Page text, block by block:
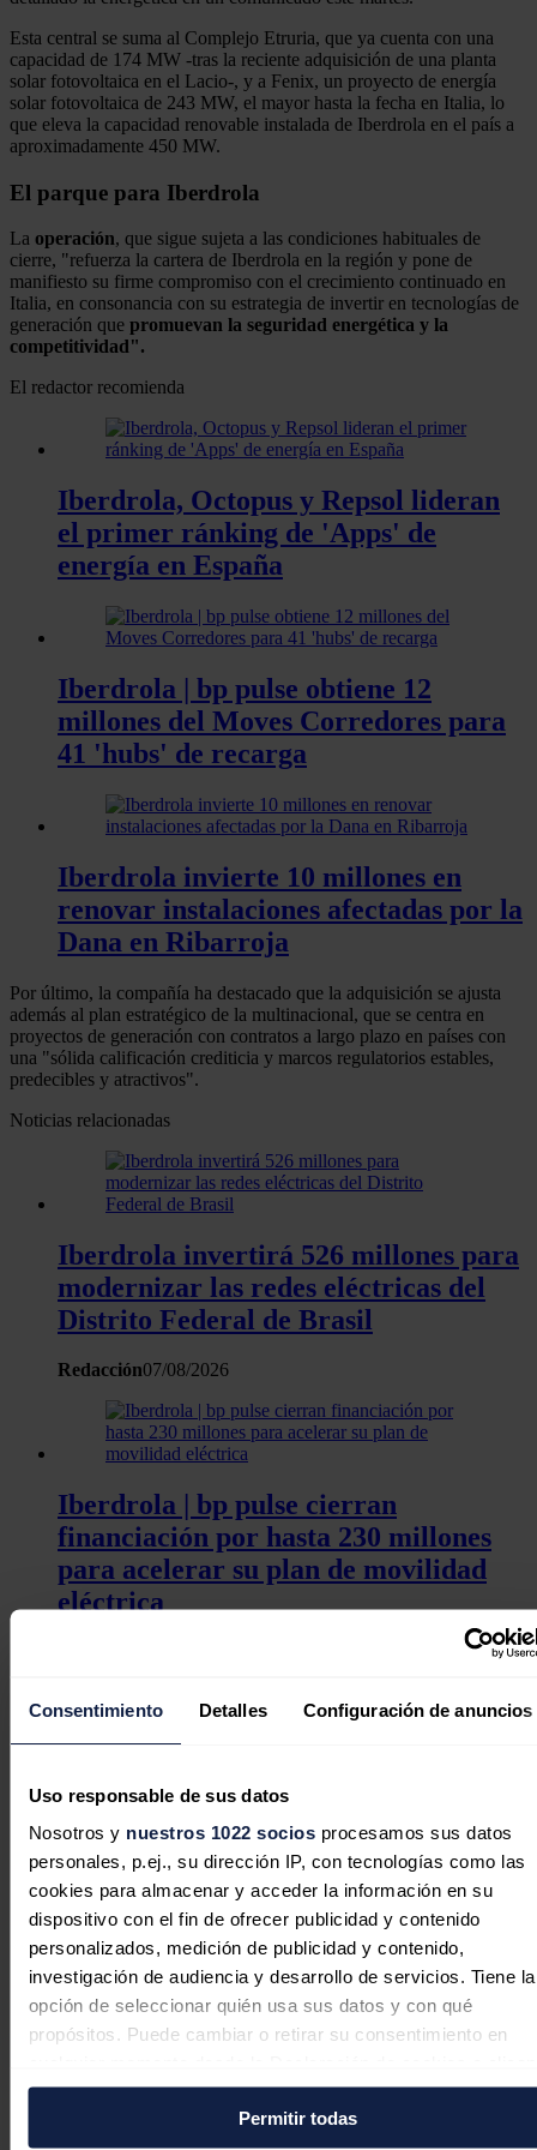
Consentimiento Detalles Configuración de anuncios
Uso responsable de sus datos
Nosotros y nuestros 1022 sociosprocesamos sus datos
personales, p.ej., su dirección IP, con tecnologías como las
cookies para almacenar y acceder la información en su
dispositivo con el fin de ofrecer publicidad y contenido
personalizados, medición de publicidad y contenido,
investigación de audiencia y desarrollo de servicios. Tiene la
opción de seleccionar quién usa sus datos y con qué
propósitos. Puede cambiar o retirar su consentimiento en
en el Menú de consentimiento.
Permitir todas
Esta central se suma al Complejo Etruria, que ya cuenta con una
capacidad de 174 MW -tras la reciente adquisición de una planta
solar fotovoltaica en el Lacio-, y a Fenix, un proyecto de energía
solar fotovoltaica de 243 MW, el mayor hasta la fecha en Italia, lo
que eleva la capacidad renovable instalada de Iberdrola en el país a
aproximadamente 450 MW.
El parque para Iberdrola
La operación, que sigue sujeta a las condiciones habituales de
cierre, "refuerza la cartera de Iberdrola en la región y pone de
manifiesto su firme compromiso con el crecimiento continuado en
Italia, en consonancia con su estrategia de invertir en tecnologías de
generación que promuevan la seguridad energética y la
competitividad".
El redactor recomienda
Iberdrola, Octopus y Repsol lideran
el primer ránking de 'Apps' de
energía en España
Iberdrola | bp pulse obtiene 12
millones del Moves Corredores para
41 'hubs' de recarga
Iberdrola invierte 10 millones en
renovar instalaciones afectadas por la
Dana en Ribarroja
Por último, la compañía ha destacado que la adquisición se ajusta
además al plan estratégico de la multinacional, que se centra en
proyectos de generación con contratos a largo plazo en países con
una "sólida calificación crediticia y marcos regulatorios estables,
predecibles y atractivos".
Noticias relacionadas
Iberdrola invertirá 526 millones para
modernizar las redes eléctricas del
Distrito Federal de Brasil
Redacción07/08/2026
Iberdrola | bp pulse cierran
financiación por hasta 230 millones
para acelerar su plan de movilidad
eléctrica
Hyundai e Iberdrola ofrecen hasta
10.000 kilómetros de recarga gratuita
con la compra de un vehículo
eléctrico
reconocimiento a su trayectoria